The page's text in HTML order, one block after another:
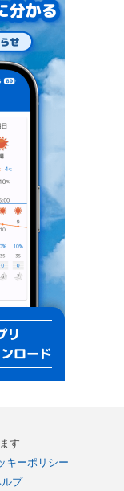
す
キーポリシー
プ